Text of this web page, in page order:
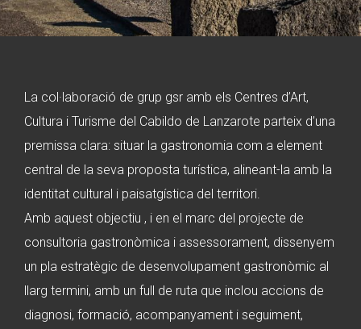
La col·laboració de grup gsr amb els Centres d’Art,
Cultura i Turisme del Cabildo de Lanzarote parteix d’una
premissa clara: situar la gastronomia com a element
central de la seva proposta turística, alineant-la amb la
identitat cultural i paisatgística del territori.
Amb aquest objectiu , i en el marc del projecte de
consultoria gastronòmica i assessorament, dissenyem
un pla estratègic de desenvolupament gastronòmic al
llarg termini, amb un full de ruta que inclou accions de
diagnosi, formació, acompanyament i seguiment,